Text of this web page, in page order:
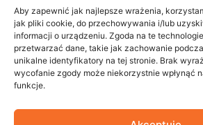
Aby zapewnić jak najlepsze wrażenia,
jak pliki cookie, do przechowywania i/lub
informacji o urządzeniu. Zgoda na te
przetwarzać dane, takie jak zachowanie
unikalne identyfikatory na tej stronie. Brak
wycofanie zgody może niekorzystnie wpłynąć
funkcje.
FURNIKA to marka z branży
nowoczesnych rozwiązaniach LED do
produkty, które w subtelny sposób
autorskie rozwiązania projektowane
+48 (77) 544 91 28